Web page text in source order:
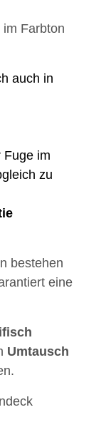
im Farbton
auch in
Fuge im
zu
bestehen
eine
Umtausch